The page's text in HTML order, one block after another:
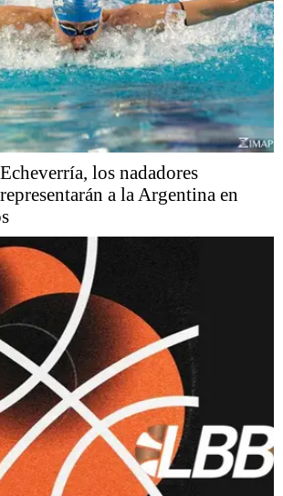
los nadadores
a la Argentina en